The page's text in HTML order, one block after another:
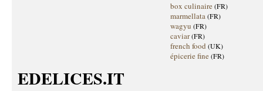
box culinaire(FR)
marmellata(FR)
wagyu (FR)
caviar(FR)
french food (UK)
épicerie fine(FR)
EDELICES.IT